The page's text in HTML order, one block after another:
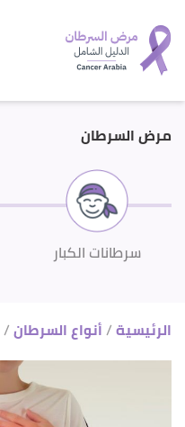
مرض السرطان
سرطانات الكبار
الرئيسية أنواع السرطان